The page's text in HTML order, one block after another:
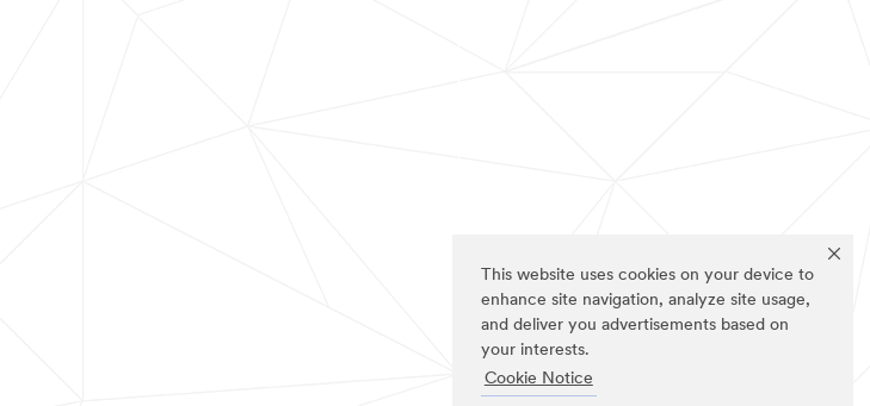
This website uses cookies on your device to
enhance site navigation, analyze site usage,
and deliver you advertisements based on
your interests.
Cookie Notice